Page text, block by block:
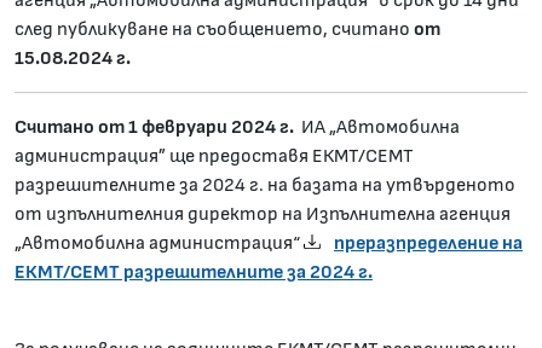
след публикуване на съобщението, считано от
15.08.2024г.
Считано от 1 февруари 2024г. ИА „Автомобилна
администрация” ще предоставя ЕКМТ/СЕМТ
разрешителните за 2024 г. на базата на утвърденото
от изпълнителния директор на Изпълнителна агенция
„Автомобилна администрация“
преразпределение на
ЕКМТ/СЕМТ разрешителните за 2024 г.